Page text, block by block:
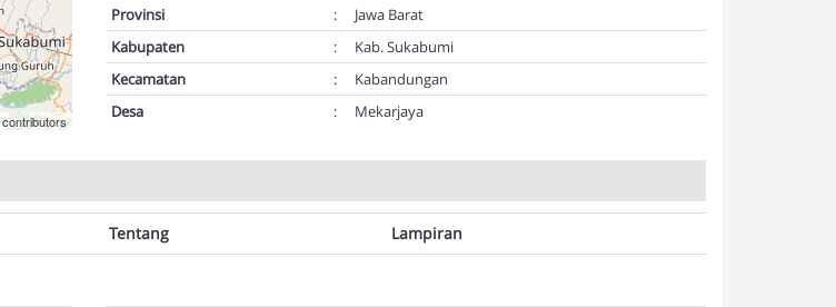
contributors
Provinsi
:
Jawa Barat
Kabupaten
:
Kab. Sukabumi
Kecamatan
:
Kabandungan
Desa
: Mekarjaya
Tentang Lampiran